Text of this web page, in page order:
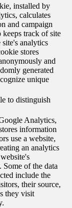
installed by
calculates
and campaign
keeps track of site
site's analytics
stores
and
generated
unique
to distinguish
Analytics,
information
use a website,
an analytics
Some of the data
include the
their source,
they visit